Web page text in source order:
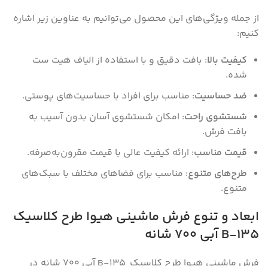
از جمله ویژگی‌های این محصول می‌توانیم به عناوین زیر اشاره
کنیم:
کیفیت بالا: بافت دقیق و با استفاده از الیاف هیت ست
شده.
ضد حساسیت: مناسب برای افراد با حساسیت‌های پوستی.
شستشوی راحت: امکان شستشوی آسان بدون آسیب به
بافت فرش.
قیمت مناسب: ارائه کیفیت عالی با قیمت مقرون‌به‌صرفه.
طرح‌های متنوع: مناسب برای فضاهای مختلف با سبک‌های
متنوع.
ابعاد و تنوع فرش ماشینی هیوا طرح کلاسیک
B-135 آبی ۷۰۰ شانه